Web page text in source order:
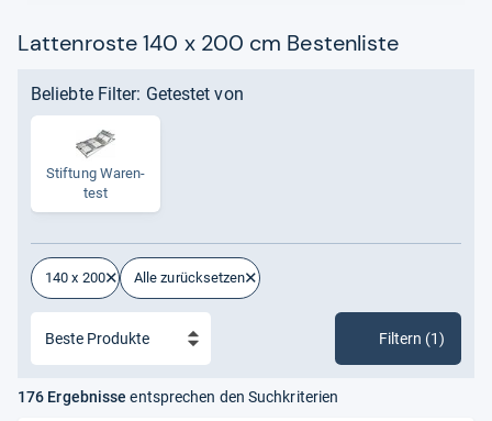
Produkte. So sehen Sie sehr schnell, wiegut oder
Lattenroste 140 x 200 cm Bestenliste
Beliebte Filter: Getestet von
Stif­tung Waren­
test
140 x 200 Alle zurücksetzen
Filtern (1)
176 Ergebnisse entsprechen den Suchkriterien